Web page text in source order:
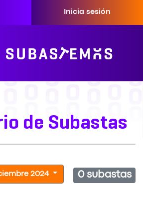
Inicia sesión
de Subastas
2024 0 subastas